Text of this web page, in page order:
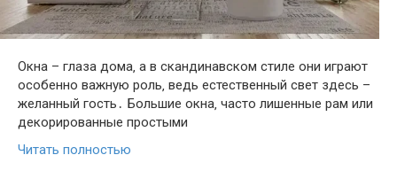
Окна – глаза дома‚ а в скандинавском стиле они играют
особенно важную роль‚ ведь естественный свет здесь –
желанный гость․ Большие окна‚ часто лишенные рам или
декорированные простыми
Читать полностью